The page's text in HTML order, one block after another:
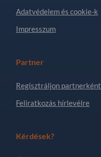
Adatvédelem és cookie-k
Impresszum
Partner
Regisztráljon partnerként
Feliratkozás hírlevélre
Kérdések?